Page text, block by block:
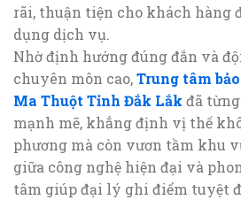
rãi, thuận tiện cho khách hàng
dụng dịch vụ.
Nhờ định hướng đúng đắn và
chuyên môn cao,Trung tâm
Ma Thuột Tỉnh Đắk Lắk đã
mạnh mẽ, khẳng định vị thế
phương mà còn vươn tầm khu
giữa công nghệ hiện đại và
tâm giúp đại lý ghi điểm tuyệt